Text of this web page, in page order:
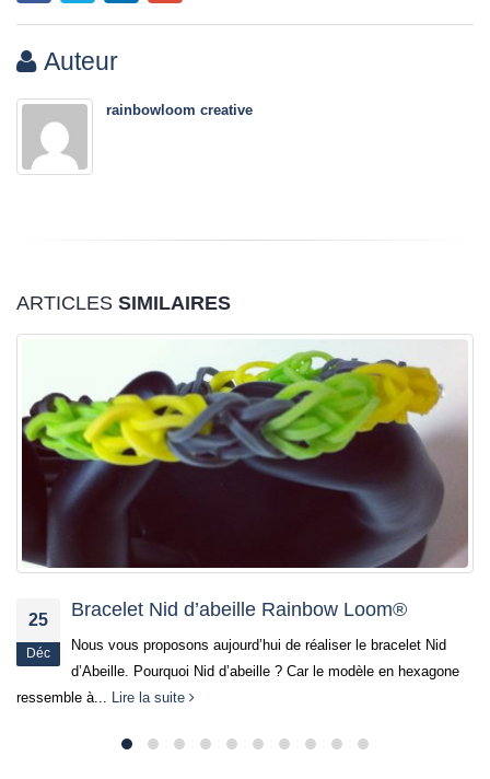
Auteur
rainbowloom creative
ARTICLES SIMILAIRES
11
Déc
Tutoriel Rainbow Loom® – l’Ange de Noël
Bonjour à toutes et à tous, Peut-être avez-vous déjà
commencé à faire l’inventaire de vos décorations de Noël et
vous...Lire la suite